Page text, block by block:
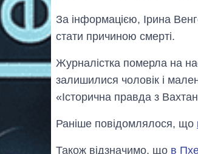
За інформацією, Ірина
стати причиною смерті.
Журналістка померла на
залишилися чоловік і
«Історична правда з
Раніше повідомлялося, що
Також відзначимо, що в